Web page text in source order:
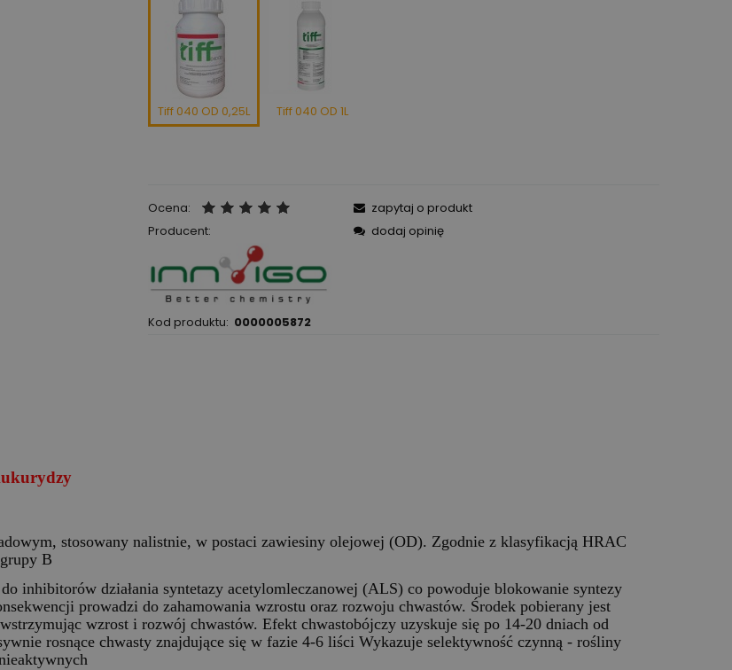
Tiff 040 OD 0,25L Tiff 040 OD 1L
Ocena:
Producent:
Kod produktu: 0000005872
zapytaj o produkt
dodaj opinię
stosowany nalistnie, w postaci zawiesiny olejowej (OD). Zgodnie z klasyfikacją HRAC
B
inhibitorów działania syntetazy acetylomleczanowej (ALS) co powoduje blokowanie syntezy
prowadzi do zahamowania wzrostu oraz rozwoju chwastów. Środek pobierany jest
wzrost i rozwój chwastów. Efekt chwastobójczy uzyskuje się po 14-20 dniach od
rosnące chwasty znajdujące się w fazie 4-6 liści Wykazuje selektywność czynną - rośliny